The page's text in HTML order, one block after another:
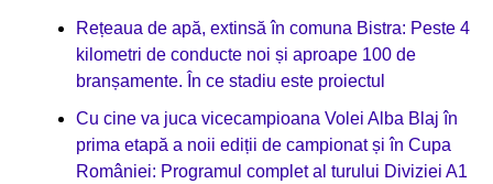
Rețeaua de apă, extinsă în comuna Bistra: Peste 4
kilometri de conducte noi și aproape 100 de
branșamente. În ce stadiu este proiectul
Cu cine va juca vicecampioana Volei Alba Blaj în
prima etapă a noii ediții de campionat și în Cupa
României: Programul complet al turului Diviziei A1